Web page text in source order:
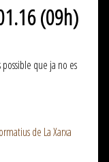
(09h)
que ja no es
de La Xarxa